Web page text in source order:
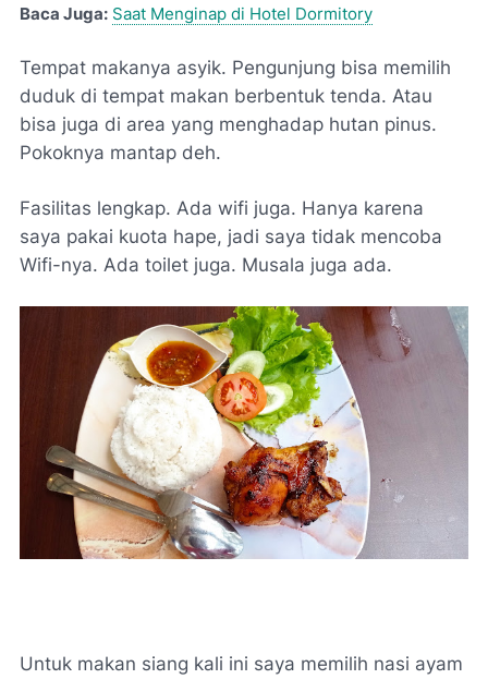
Baca Juga: Saat Menginap di Hotel Dormitory
Tempat makanya asyik. Pengunjung bisa memilih
duduk di tempat makan berbentuk tenda. Atau
bisa juga di area yang menghadap hutan pinus.
Pokoknya mantap deh.
Fasilitas lengkap. Ada wifi juga. Hanya karena
saya pakai kuota hape, jadi saya tidak mencoba
Wifi-nya. Ada toilet juga. Musala juga ada.
Untuk makan siang kali ini saya memilih nasi ayam